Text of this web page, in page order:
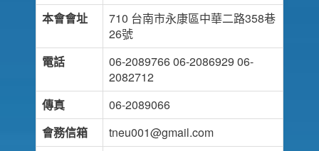
本會會址
710 台南市永康區中華二路358巷
26號
電話
06-2089766 06-2086929 06-
2082712
傳真
06-2089066
會務信箱
tneu001@gmail.com